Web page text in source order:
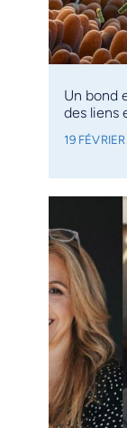
Un bond
des liens
19